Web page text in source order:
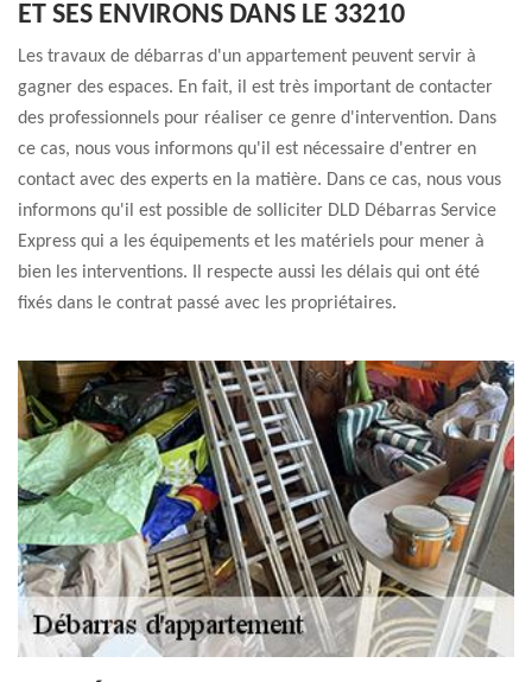
ET SES ENVIRONS DANS LE 33210
Les travaux de débarras d'un appartement peuvent servir à
gagner des espaces. En fait, il est très important de contacter
des professionnels pour réaliser ce genre d'intervention. Dans
ce cas, nous vous informons qu'il est nécessaire d'entrer en
contact avec des experts en la matière. Dans ce cas, nous vous
informons qu'il est possible de solliciter DLD Débarras Service
Express qui a les équipements et les matériels pour mener à
bien les interventions. Il respecte aussi les délais qui ont été
fixés dans le contrat passé avec les propriétaires.